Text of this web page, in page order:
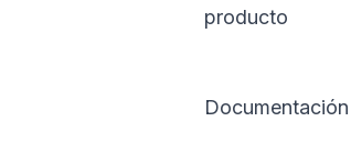
producto
Documentación